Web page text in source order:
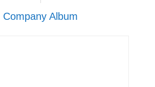
Company Album